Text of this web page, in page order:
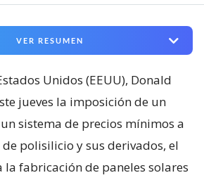
VER RESUMEN
Unidos (EEUU), Donald
jueves la imposición de un
sistema de precios mínimos a
polisilicio y sus derivados, el
la fabricación de paneles solares